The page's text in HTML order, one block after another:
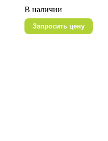
В наличии
Запросить цену